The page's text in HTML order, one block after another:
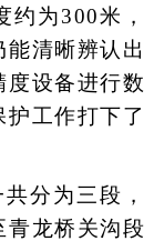
为300米，
清晰辨认出
设备进行数
工作打下了
分为三段，
青龙桥关沟段